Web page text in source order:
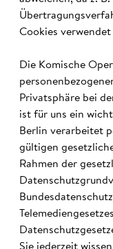
Cookies verwendet
Die Komische
Privatsphäre bei
ist für uns ein
Berlin verarbeitet
gültigen
Rahmen der
Sie jederzeit